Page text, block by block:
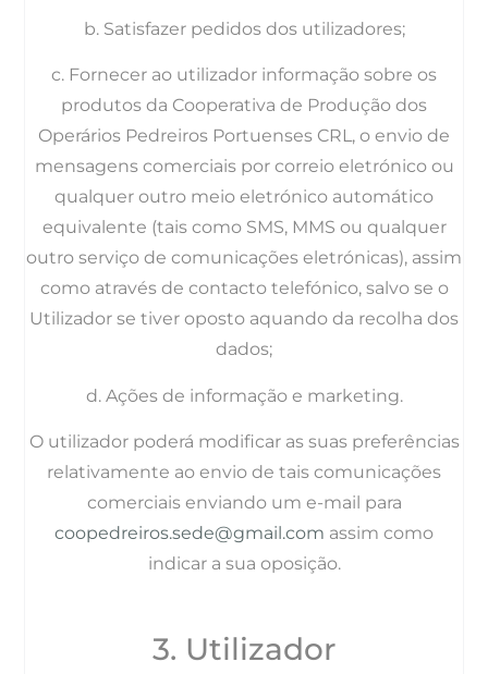
b. Satisfazer pedidos dos utilizadores;
c. Fornecer ao utilizador informação sobre os
produtos da Cooperativa de Produção dos
Operários Pedreiros Portuenses CRL, o envio de
mensagens comerciais por correio eletrónico ou
qualquer outro meio eletrónico automático
equivalente (tais como SMS, MMS ou qualquer
outro serviço de comunicações eletrónicas), assim
como através de contacto telefónico, salvo se o
Utilizador se tiver oposto aquando da recolha dos
dados;
d. Ações de informação e marketing.
O utilizador poderá modificar as suas preferências
relativamente ao envio de tais comunicações
comerciais enviando um e-mail para
coopedreiros.sede@gmail.com assim como
indicar a sua oposição.
3. Utilizador